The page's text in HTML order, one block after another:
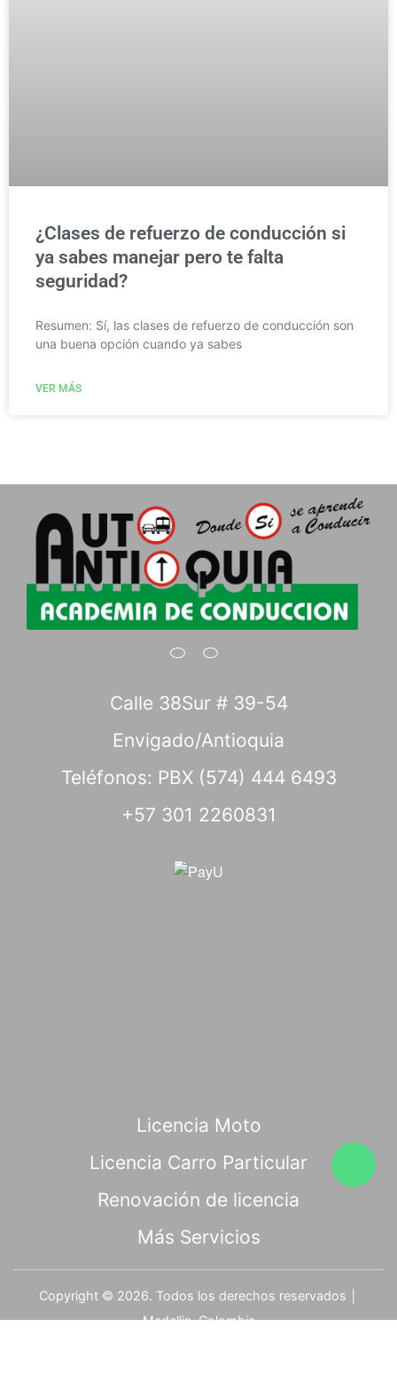
¿Clases de refuerzo de conducción si
ya sabes manejar pero te falta
seguridad?
Resumen: Sí, las clases de refuerzo de conducción son
una buena opción cuando ya sabes
VER MÁS
Calle 38Sur # 39-54
Envigado/Antioquia
Teléfonos: PBX (574) 444 6493
+57 301 2260831
Licencia Moto
Licencia Carro Particular
Renovación de licencia
Más Servicios
Copyright © 2026. Todos los derechos reservados │
Medellin, Colombia